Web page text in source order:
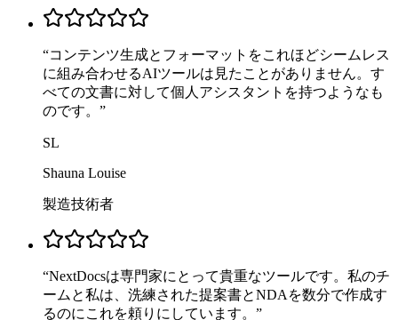
“コンテンツ生成とフォーマットをこれほどシームレス
に組み合わせるAIツールは見たことがありません。す
べての文書に対して個人アシスタントを持つようなも
のです。 ”
SL
Shauna Louise
製造技術者
“NextDocsは専門家にとって貴重なツールです。私のチ
ームと私は、洗練された提案書とNDAを数分で作成す
るのにこれを頼りにしています。 ”